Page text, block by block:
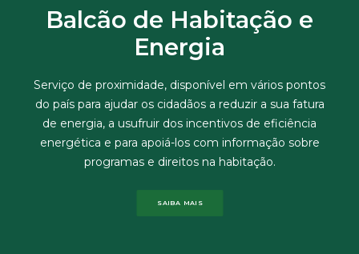
Balcão de Habitação e
Energia
Serviço de proximidade, disponível em vários pontos
do país para ajudar os cidadãos a reduzir a sua fatura
de energia, a usufruir dos incentivos de eficiência
energética e para apoiá-los com informação sobre
programas e direitos na habitação.
SAIBA MAIS